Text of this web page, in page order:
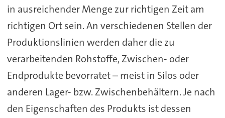
in ausreichender Menge zur richtigen Zeit am
richtigen Ort sein. An verschiedenen Stellen der
Produktionslinien werden daher die zu
verarbeitenden Rohstoffe, Zwischen- oder
Endprodukte bevorratet – meist in Silos oder
anderen Lager- bzw. Zwischenbehältern. Je nach
den Eigenschaften des Produkts ist dessen